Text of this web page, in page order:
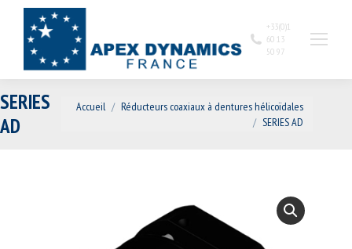
+33(0)1
60 13
50 97
SERIES
AD
Vous êtes ici :
Accueil
Réducteurs coaxiaux à dentures hélicoïdales
SERIES AD